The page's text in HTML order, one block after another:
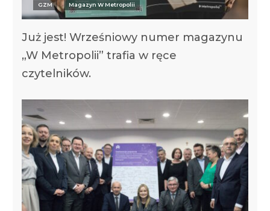
GZM Magazyn W Metropolii
Już jest! Wrześniowy numer magazynu
„W Metropolii” trafia w ręce
czytelników.